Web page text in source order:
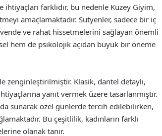
ihtiyaçları farklıdır, bu nedenle Kuzey Giyim,
amaçlamaktadır. Sutyenler, sadece bir iç
ve rahat hissetmelerini sağlayan önemli
hem de psikolojik açıdan büyük bir öneme
zenginleştirilmiştir. Klasik, dantel detaylı,
yanıt vermek üzere tasarlanmıştır.
sunarak özel günlerde tercih edilebilirken,
Bu çeşitlilik, kadınların farklı
olanak tanır.